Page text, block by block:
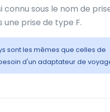
connu sous le nom de
prise de type F.
sont les mêmes que celles de
d'un adaptateur de